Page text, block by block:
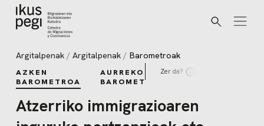
Joan zuzenean edukira
Bilatu
Argitalpenak Argitalpenak Barometroak
AZKEN
BAROMETROA
AURREKO
BAROMETROAK
Zer da?
Atzerriko immigrazioaren